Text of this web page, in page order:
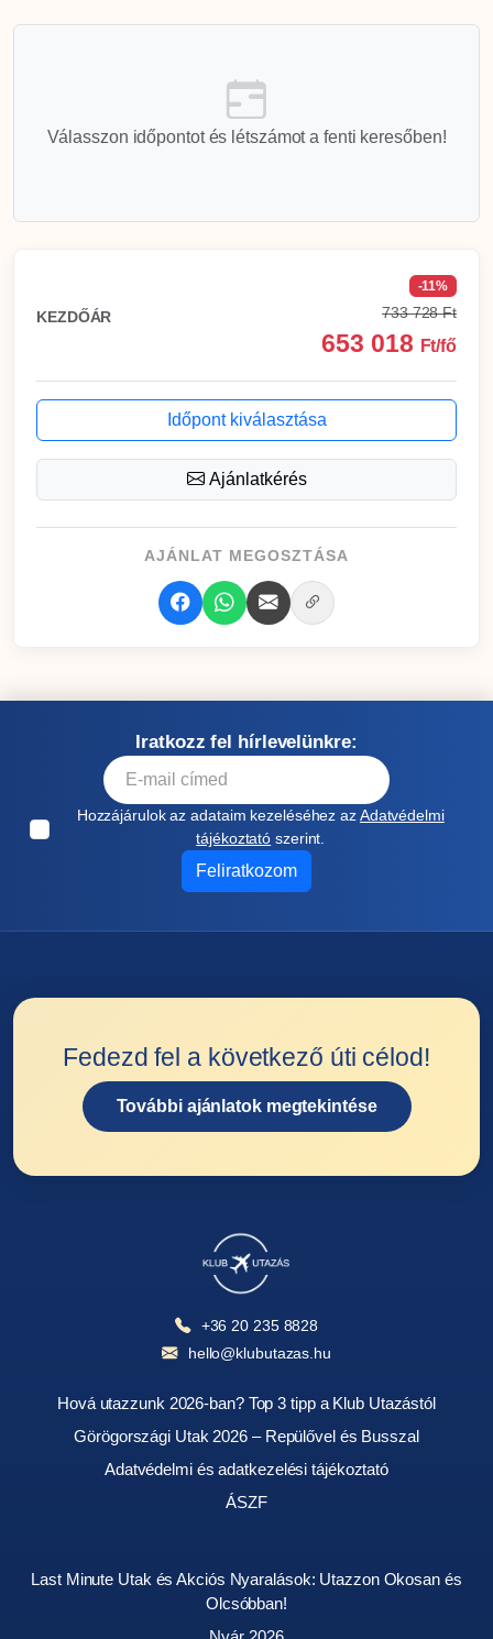
Válasszon időpontot és létszámot a fenti keresőben!
KEZDŐÁR
-11%
733 728 Ft
653 018 Ft/fő
Időpont kiválasztása
Ajánlatkérés
AJÁNLAT MEGOSZTÁSA
Iratkozz fel hírlevelünkre:
Hozzájárulok az adataim kezeléséhez azAdatvédelmi
tájékoztató szerint.
Feliratkozom
Fedezd fel a következő úti célod!
További ajánlatok megtekintése
+36 20 235 8828
hello@klubutazas.hu
Hová utazzunk 2026-ban? Top 3 tipp a Klub Utazástól
Görögországi Utak 2026 – Repülővel és Busszal
Adatvédelmi és adatkezelési tájékoztató
ÁSZF
Last Minute Utak és Akciós Nyaralások: Utazzon Okosan és
Olcsóbban!